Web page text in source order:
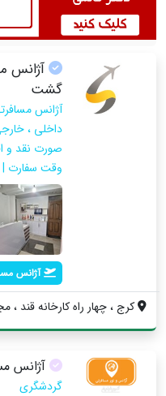
آژانس
گشت
آژانس
داخلی ،
صورت نقد و
وقت سفارت |
آژانس
کرج ، چهار راه کارخانه قند ،
آژانس
گردشگری